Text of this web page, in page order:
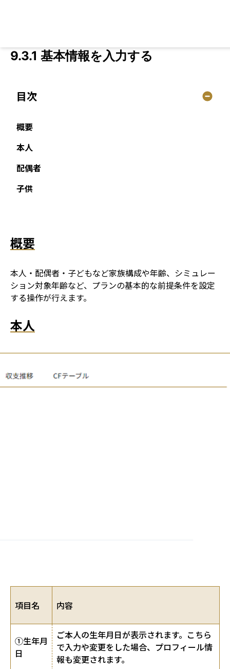
9.3.1 基本情報を入力する
目次
概要
本人
配偶者
子供
概要
本人・配偶者・子どもなど家族構成や年齢、シミュレー
ション対象年齢など、プランの基本的な前提条件を設定
する操作が行えます。
本人
項目名 内容
①生年月
日
ご本人の生年月日が表示されます。こちら
で入力や変更をした場合、プロフィール情
報も変更されます。